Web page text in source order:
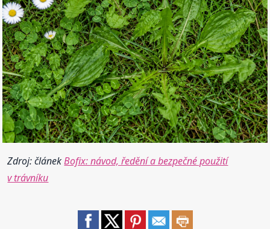
Zdroj: článekBofix: návod, ředění a bezpečné použití
v trávníku